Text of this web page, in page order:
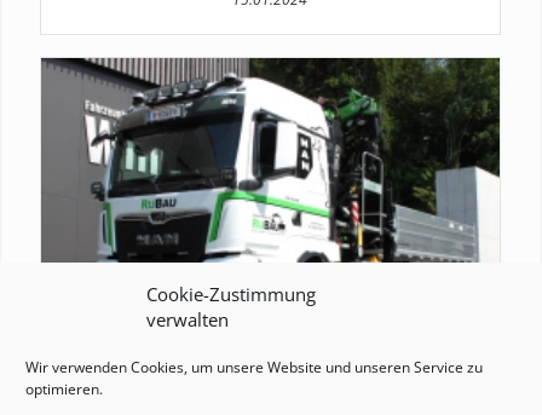
Cookie-Zustimmung
verwalten
Wir verwenden Cookies, um unsere Website und unseren Service zu
optimieren.